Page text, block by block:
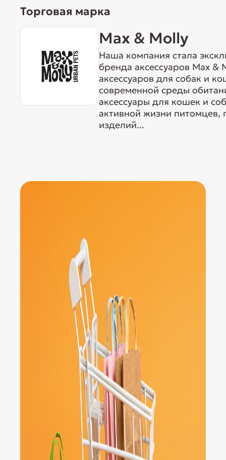
Торговая марка
Max & Molly
Наша компания стала
бренда аксессуаров Max
аксессуаров для собак и
современной среды
аксессуары для кошек и
активной жизни питомцев,
изделий...